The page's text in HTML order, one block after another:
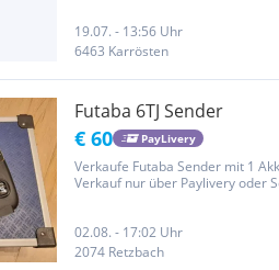
19.07. - 13:56 Uhr
6463 Karrösten
Futaba 6TJ Sender
€ 60 PayLivery
Verkaufe Futaba Sender mit 1
Verkauf nur über Paylivery oder
02.08. - 17:02 Uhr
2074 Retzbach